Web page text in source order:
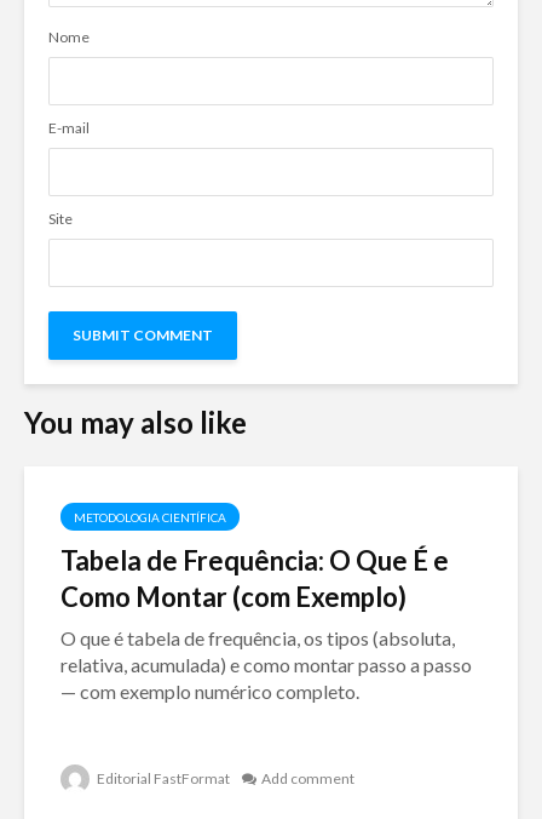
Nome
E-mail
Site
You may also like
METODOLOGIA CIENTÍFICA
Tabela de Frequência: O Que É e
Como Montar (com Exemplo)
O que é tabela de frequência, os tipos (absoluta,
relativa, acumulada) e como montar passo a passo
— com exemplo numérico completo.
Editorial FastFormat Add comment